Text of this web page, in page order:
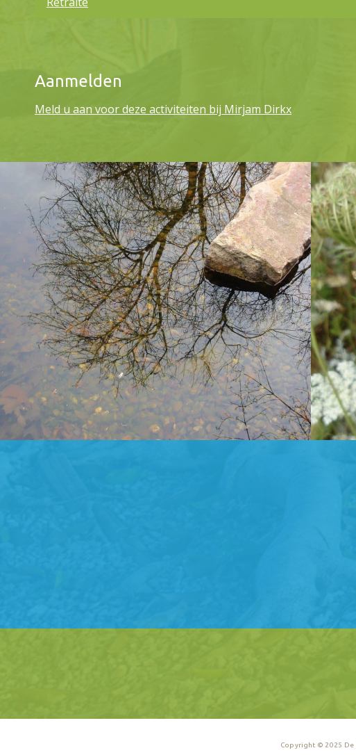
Aanmelden
Meld u aan voor deze activiteiten bij Mirjam Dirkx
Copyright © 2025 De